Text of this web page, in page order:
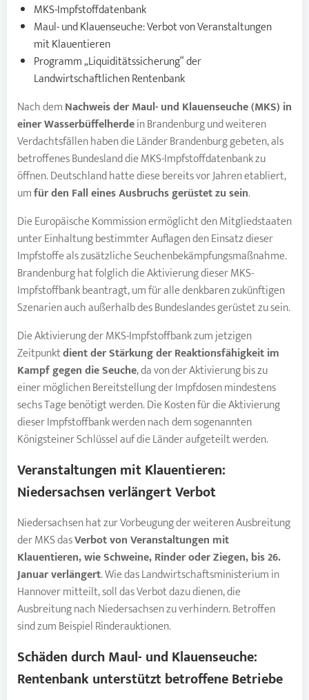
MKS-Impfstoffdatenbank
Maul- und Klauenseuche: Verbot von Veranstaltungen
mit Klauentieren
Programm „Liquiditätssicherung“ der
Landwirtschaftlichen Rentenbank
Nach demNachweis der Maul- und Klauenseuche (MKS) in
einer Wasserbüffelherdein Brandenburg und weiteren
Verdachtsfällen haben die Länder Brandenburg gebeten, als
betroffenes Bundesland die MKS-Impfstoffdatenbank zu
öffnen. Deutschland hatte diese bereits vor Jahren etabliert,
umfür den Fall eines Ausbruchs gerüstet zu sein.
Die Europäische Kommission ermöglicht den Mitgliedstaaten
unter Einhaltung bestimmter Auflagen den Einsatz dieser
Impfstoffe als zusätzliche Seuchenbekämpfungsmaßnahme.
Brandenburg hat folglich die Aktivierung dieser MKS-
Impfstoffbank beantragt, um für alle denkbaren zukünftigen
Szenarien auch außerhalb des Bundeslandes gerüstet zu sein.
Die Aktivierung der MKS-Impfstoffbank zum jetzigen
Zeitpunktdient der Stärkung der Reaktionsfähigkeit im
Kampf gegen die Seuche, da von der Aktivierung bis zu
einer möglichen Bereitstellung der Impfdosen mindestens
sechs Tage benötigt werden. Die Kosten für die Aktivierung
dieser Impfstoffbank werden nach dem sogenannten
Königsteiner Schlüssel auf die Länder aufgeteilt werden.
Veranstaltungen mit Klauentieren:
Niedersachsen verlängert Verbot
Niedersachsen hat zur Vorbeugung der weiteren Ausbreitung
der MKS dasVerbot von Veranstaltungen mit
Klauentieren, wieSchweine,Rinderoder Ziegen, bis 26.
Januar verlängert. Wie das Landwirtschaftsministerium in
Hannover mitteilt, soll das Verbot dazu dienen, die
Ausbreitung nach Niedersachsen zu verhindern. Betroffen
sind zum Beispiel Rinderauktionen.
Schäden durch Maul- und Klauenseuche:
Rentenbank unterstützt betroffene Betriebe